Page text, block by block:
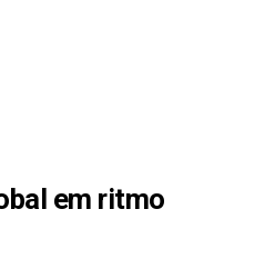
em ritmo